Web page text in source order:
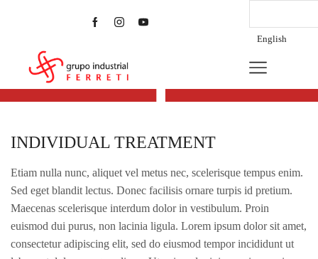
English
INDIVIDUAL TREATMENT
Etiam nulla nunc, aliquet vel metus nec, scelerisque tempus enim.
Sed eget blandit lectus. Donec facilisis ornare turpis id pretium.
Maecenas scelerisque interdum dolor in vestibulum. Proin
euismod dui purus, non lacinia ligula. Lorem ipsum dolor sit amet,
consectetur adipiscing elit, sed do eiusmod tempor incididunt ut
1
INDIVIDUAL TREATMENT